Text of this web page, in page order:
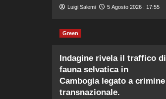
Luigi Salemi 5 Agosto 2026 : 17:55
Green
Indagine rivela il traffico di
fauna selvatica in
Cambogia legato a crimine
transnazionale.